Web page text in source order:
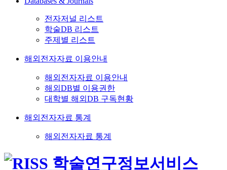
전자저널 리스트
학술DB 리스트
주제별 리스트
해외전자자료 이용안내
해외전자자료 이용안내
해외DB별 이용권한
대학별 해외DB 구독현황
해외전자자료 통계
해외전자자료 통계